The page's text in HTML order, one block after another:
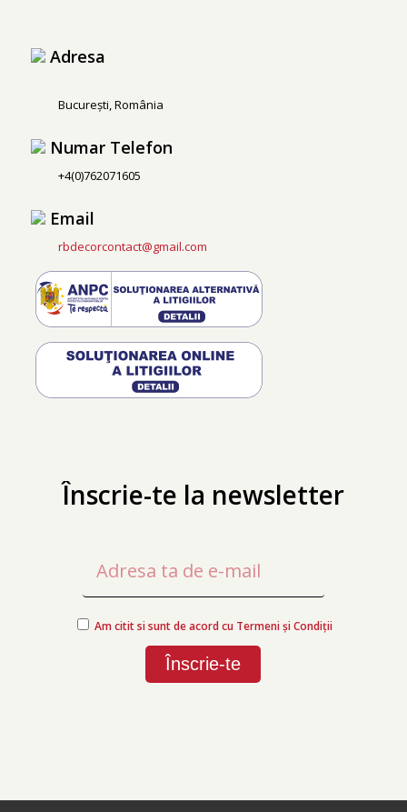
Adresa
București, România
Numar Telefon
+4(0)762071605
Email
rbdecorcontact@gmail.com
Înscrie-te la newsletter
Am citit si sunt de acord cu Termeni și Condiții